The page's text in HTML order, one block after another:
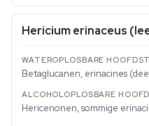
Hericium erinaceus
Betaglucanen, erinacines
Hericenonen, sommige